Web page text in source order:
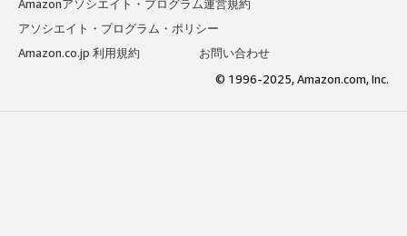
Amazonアソシエイト・プログラム運営規約
アソシエイト・プログラム・ポリシー
Amazon.co.jp 利用規約
お問い合わせ
© 1996-2025, Amazon.com, Inc.